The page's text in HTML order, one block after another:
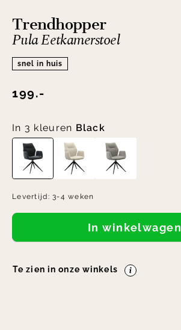
Trendhopper
Pula Eetkamerstoel
snel in huis
199.-
In 3 kleuren Black
Levertijd:3-4 weken
In winkelwagen
Te zien in onze winkels